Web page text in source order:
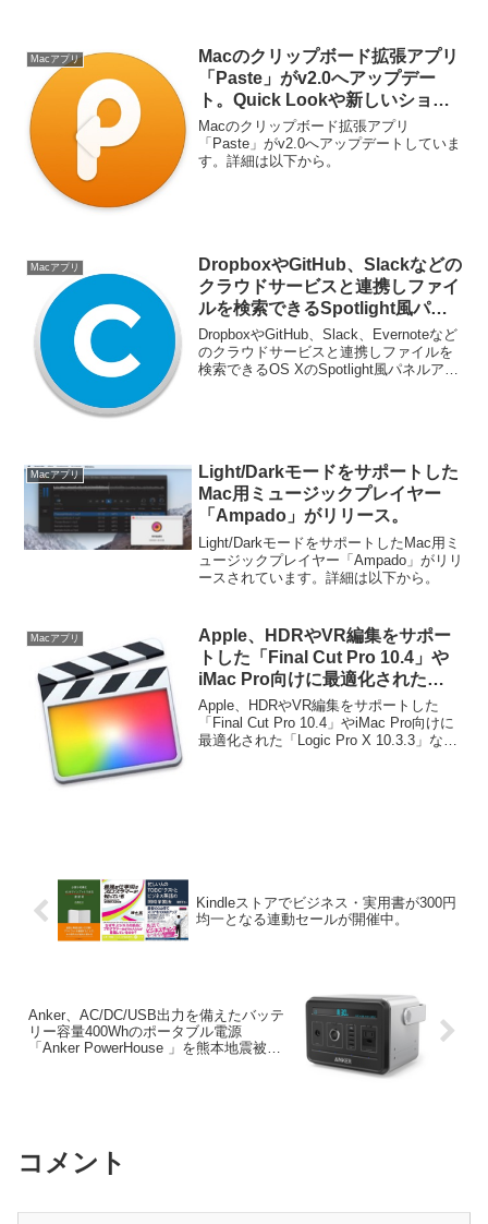
Macアプリ
Macのクリップボード拡張アプリ
「Paste」がv2.0へアップデー
ト。Quick Lookや新しいショー
トカット機能を搭載しメニューも
日本語化。
Macのクリップボード拡張アプリ
「Paste」がv2.0へアップデートしていま
す。詳細は以下から。
Macアプリ
DropboxやGitHub、Slackなどの
クラウドサービスと連携しファイ
ルを検索できるSpotlight風パネ
ルアプリ「Cloudo」が
MacAppStoreで公開。
DropboxやGitHub、Slack、Evernoteなど
のクラウドサービスと連携しファイルを
検索できるOS XのSpotlight風パネルアプ
Macアプリ
Light/Darkモードをサポートした
Mac用ミュージックプレイヤー
「Ampado」がリリース。
Light/DarkモードをサポートしたMac用ミ
ュージックプレイヤー「Ampado」がリリ
ースされています。詳細は以下から。
Macアプリ
Apple、HDRやVR編集をサポー
トした「Final Cut Pro 10.4」や
iMac Pro向けに最適化された
「Logic Pro X 10.3.3」などをリ
リース。
Apple、HDRやVR編集をサポートした
「Final Cut Pro 10.4」やiMac Pro向けに
最適化された「Logic Pro X 10.3.3」など
Kindleストアでビジネス・実用書が300円
均一となる連動セールが開催中。
Anker、AC/DC/USB出力を備えたバッテ
リー容量400Whのポータブル電源
「Anker PowerHouse 」を熊本地震被災
コメント